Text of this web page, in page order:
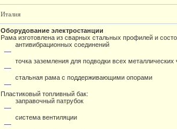
Италия
Оборудование электростанции
Рама изготовлена из сварных стальных профилей и
антивибрационных соединений
точка заземления для подводки всех
стальная рама с поддерживающими опорами
Пластиковый топливный бак:
заправочный патрубок
система вентиляции